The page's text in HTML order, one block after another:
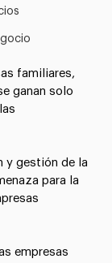
familiares,
ganan solo
y gestión de la
para la
empresas